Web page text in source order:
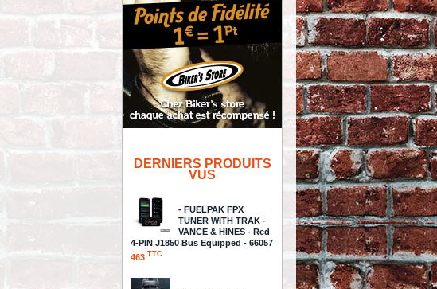
DERNIERS PRODUITS
VUS
- FUELPAK FPX
TUNER WITH TRAK -
VANCE & HINES - Red
4-PIN J1850 Bus Equipped - 66057
463 TTC